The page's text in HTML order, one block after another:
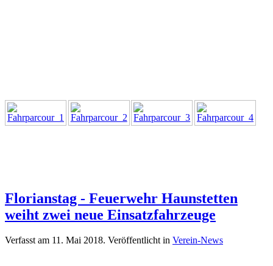
Florianstag - Feuerwehr Haunstetten
weiht zwei neue Einsatzfahrzeuge
Verfasst am 11. Mai 2018. Veröffentlicht in Verein-News